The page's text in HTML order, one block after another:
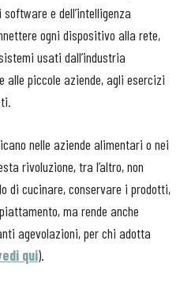
e dell’intelligenza
ogni dispositivo alla rete,
usati dall’industria
alle piccole aziende, agli esercizi
nelle aziende alimentari o nei
rivoluzione, tra l’altro, non
di cucinare, conservare i prodotti,
ma rende anche
agevolazioni, per chi adotta
qui).